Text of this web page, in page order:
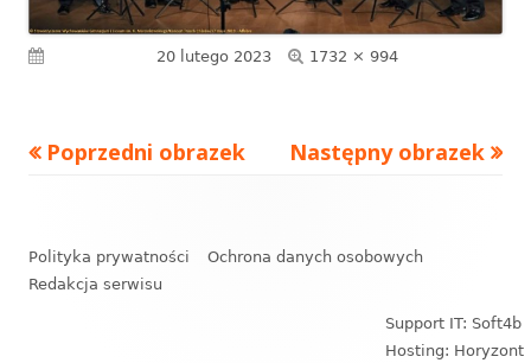
20 lutego 2023
Pełny
1732 × 994
Poprzedni obrazek Następny obrazek
stopki
Polityka prywatności
Ochrona danych osobowych
Redakcja serwisu
Support IT: Soft4b
Hosting: Horyzont